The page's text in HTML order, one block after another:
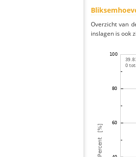
Overzicht van
inslagen is ook